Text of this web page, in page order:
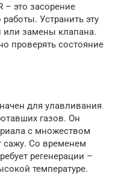
– это засорение
Устранить эту
или замены клапана.
проверять состояние
для улавливания
газов. Он
с множеством
сажу. Со временем
регенерации –
температуре.